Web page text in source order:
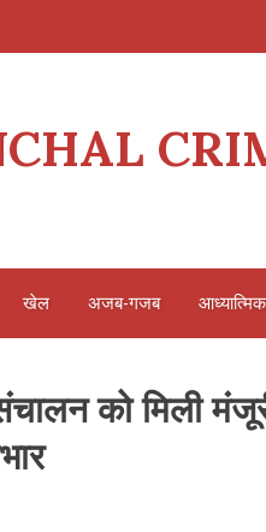
खेल अजब-गजब आध्यात्मिक
को मिली